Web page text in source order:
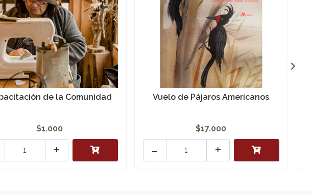
de la Comunidad
$1.000
+
Vuelo de Pájaros Americanos
$17.000
+
-